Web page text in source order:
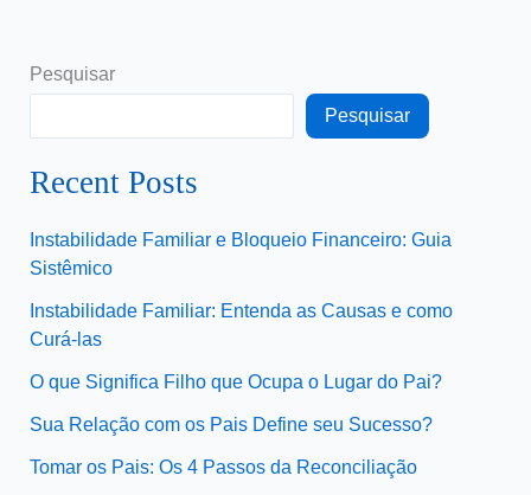
Pesquisar
Pesquisar
Recent Posts
Instabilidade Familiar e Bloqueio Financeiro: Guia
Sistêmico
Instabilidade Familiar: Entenda as Causas e como
Curá-las
O que Significa Filho que Ocupa o Lugar do Pai?
Sua Relação com os Pais Define seu Sucesso?
Tomar os Pais: Os 4 Passos da Reconciliação